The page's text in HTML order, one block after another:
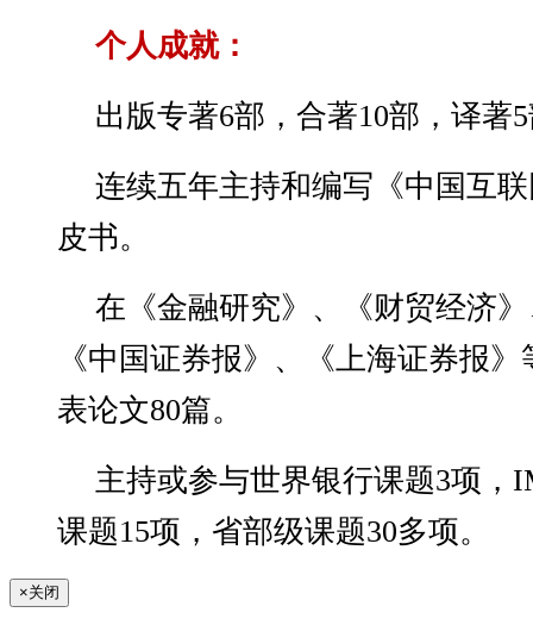
个人成就：
出版专著6部，合著10部，译著
连续五年主持和编写《中国互
皮书。
在《金融研究》、《财贸经济
《中国证券报》、《上海证券报
表论文80篇。
主持或参与世界银行课题3项，
课题15项，省部级课题30多项。
×关闭